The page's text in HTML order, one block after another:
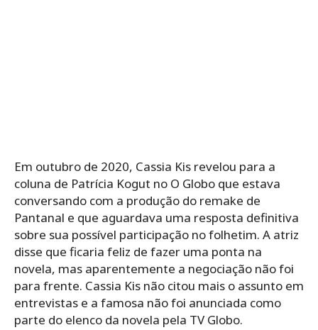
Em outubro de 2020, Cassia Kis revelou para a
coluna de Patrícia Kogut no O Globo que estava
conversando com a produção do remake de
Pantanal e que aguardava uma resposta definitiva
sobre sua possível participação no folhetim. A atriz
disse que ficaria feliz de fazer uma ponta na
novela, mas aparentemente a negociação não foi
para frente. Cassia Kis não citou mais o assunto em
entrevistas e a famosa não foi anunciada como
parte do elenco da novela pela TV Globo.